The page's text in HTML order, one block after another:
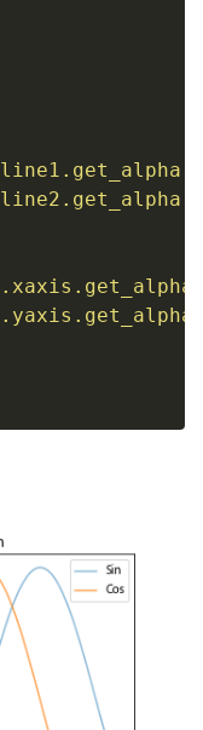
line1 . get_alpha
line2 . get_alpha
. xaxis . get_alpha
. yaxis . get_alpha